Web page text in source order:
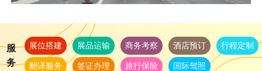
服
务
展位搭建 展品运输 商务考察 酒店预订 行程定制
翻译服务 签证办理 旅行保险 国际驾照